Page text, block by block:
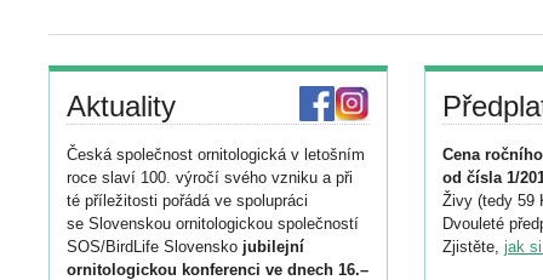
Aktuality
Česká společnost ornitologická v letošním
roce slaví 100. výročí svého vzniku a při
té příležitosti pořádá ve spolupráci
se Slovenskou ornitologickou společností
SOS/BirdLife Slovensko jubilejní
ornitologickou konferenci ve dnech 16.–
Cena
od čísla 1/
Živy (tedy 59
Dvouleté
Zjistěte, jak